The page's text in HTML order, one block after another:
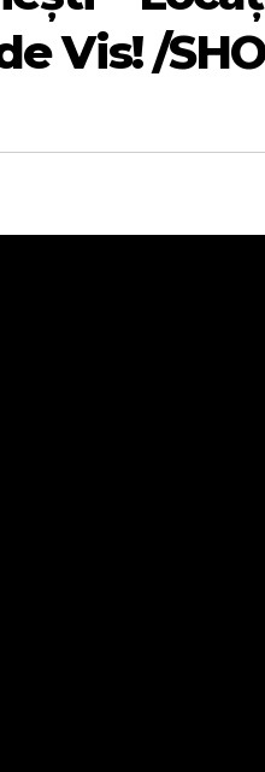
Vis! /